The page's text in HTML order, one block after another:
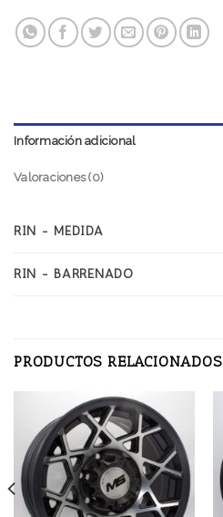
Información adicional
Valoraciones (0)
RIN - MEDIDA
RIN - BARRENADO
PRODUCTOS RELACIONADOS